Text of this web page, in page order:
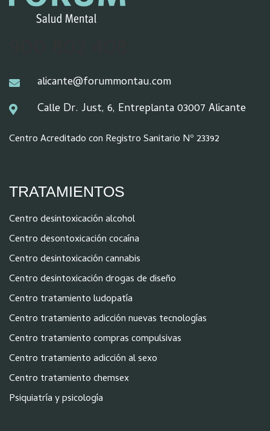
alicante@forummontau.com
Calle Dr. Just, 6, Entreplanta 03007 Alicante
Centro Acreditado con Registro Sanitario Nº 23392
TRATAMIENTOS
Centro desintoxicación alcohol
Centro desontoxicación cocaína
Centro desintoxicación cannabis
Centro desintoxicación drogas de diseño
Centro tratamiento ludopatía
Centro tratamiento adicción nuevas tecnologías
Centro tratamiento compras compulsivas
Centro tratamiento adicción al sexo
Centro tratamiento chemsex
Psiquiatría y psicología